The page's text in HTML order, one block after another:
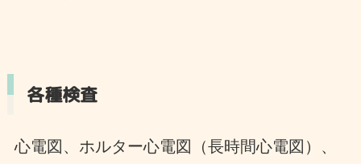
各種検査
心電図、ホルター心電図（長時間心電図）、